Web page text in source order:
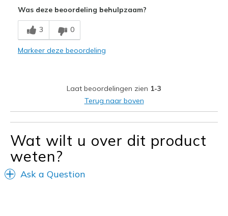
Was deze beoordeling behulpzaam?
3 0
Markeer deze beoordeling
Laat beoordelingen zien 1-3
Terug naar boven
Wat wilt u over dit product
weten?
Ask a Question